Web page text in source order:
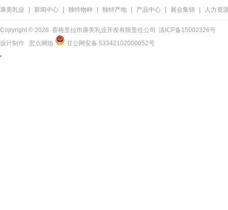
康美乳业 新闻中心 独特物种 独特产地 产品中心 展会集锦 人力资
Copyright © 2026 香格里拉市康美乳业开发有限责任公司 滇ICP备15002326号
设计制作 宏点网络 甘公网安备 53342102000052号